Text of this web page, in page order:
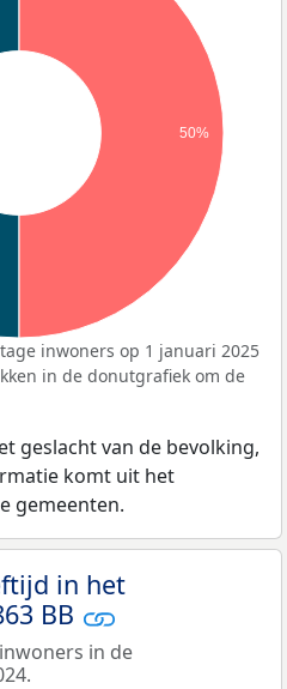
50%
inwoners op 1 januari 2025
in de donutgrafiek om de
geslacht van de bevolking,
komt uit het
gemeenten.
in het
BB
in de